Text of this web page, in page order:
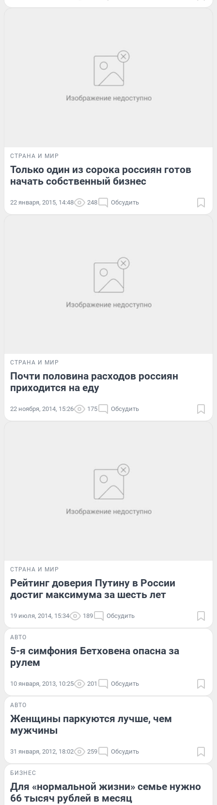
СТРАНА И МИР
Только один из сорока россиян готов
начать собственный бизнес
22 января, 2015, 14:48 248 Обсудить
СТРАНА И МИР
Почти половина расходов россиян
приходится на еду
22 ноября, 2014, 15:26 175 Обсудить
СТРАНА И МИР
Рейтинг доверия Путину в России
достиг максимума за шесть лет
19 июля, 2014, 15:34 189 Обсудить
АВТО
5-я симфония Бетховена опасна за
рулем
10 января, 2013, 10:25 201 Обсудить
АВТО
Женщины паркуются лучше, чем
мужчины
31 января, 2012, 18:02 259 Обсудить
БИЗНЕС
Для «нормальной жизни» семье нужно
66 тысяч рублей в месяц